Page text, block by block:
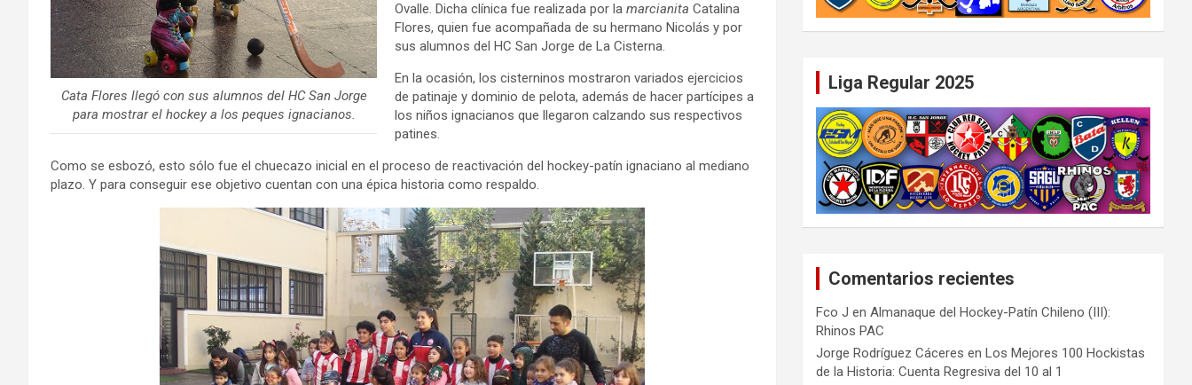
Cata Flores llegó con sus alumnos del HC San Jorge
para mostrar el hockey a los peques ignacianos.
Ovalle. Dicha clínica fue realizada por la marcianita Catalina
Flores, quien fue acompañada de su hermano Nicolás y por
sus alumnos del HC San Jorge de La Cisterna.
En la ocasión, los cisterninos mostraron variados ejercicios
de patinaje y dominio de pelota, además de hacer partícipes a
los niños ignacianos que llegaron calzando sus respectivos
patines.
Como se esbozó, esto sólo fue el chuecazo inicial en el proceso de reactivación del hockey-patín ignaciano al mediano
plazo. Y para conseguir ese objetivo cuentan con una épica historia como respaldo.
Liga Regular 2025
Comentarios recientes
Fco J enAlmanaque del Hockey-Patín Chileno (III):
Rhinos PAC
Jorge Rodríguez Cáceres enLos Mejores 100 Hockistas
de la Historia: Cuenta Regresiva del 10 al 1